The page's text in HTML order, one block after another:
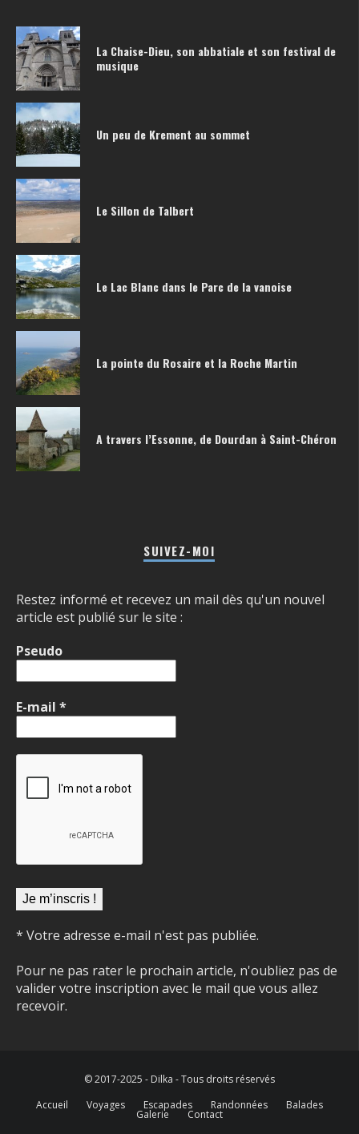
La Chaise-Dieu, son abbatiale et son festival de
musique
Un peu de Krement au sommet
Le Sillon de Talbert
Le Lac Blanc dans le Parc de la vanoise
La pointe du Rosaire et la Roche Martin
A travers l’Essonne, de Dourdan à Saint-Chéron
SUIVEZ-MOI
Restez informé et recevez un mail dès qu'un nouvel
article est publié sur le site :
Pseudo
E-mail *
* Votre adresse e-mail n'est pas publiée.
Pour ne pas rater le prochain article, n'oubliez pas de
valider votre inscription avec le mail que vous allez
recevoir.
© 2017-2025 - Dilka - Tous droits réservés
Accueil
Voyages Escapades Randonnées Balades
Galerie Contact